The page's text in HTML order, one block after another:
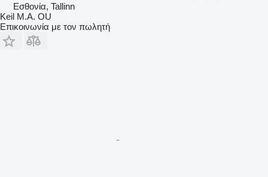
Εσθονία, Tallinn
Keil M.A. OU
Επικοινωνία με τον πωλητή